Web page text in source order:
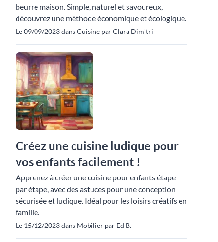
beurre maison. Simple, naturel et savoureux,
découvrez une méthode économique et écologique.
Le 09/09/2023 dans Cuisine par Clara Dimitri
Créez une cuisine ludique pour
vos enfants facilement !
Apprenez à créer une cuisine pour enfants étape
par étape, avec des astuces pour une conception
sécurisée et ludique. Idéal pour les loisirs créatifs en
famille.
Le 15/12/2023 dans Mobilier par Ed B.